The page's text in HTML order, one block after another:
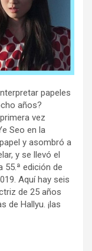
papeles
años?
vez
Seo en la
y asombró a
y se llevó el
55.ª edición de
Aquí hay seis
de 25 años
de Hallyu. ¡las